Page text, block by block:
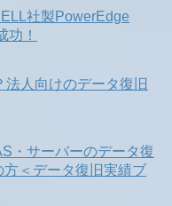
社製PowerEdge
功！
人向けのデータ復旧
・サーバーのデータ復
方＜データ復旧実績ブ